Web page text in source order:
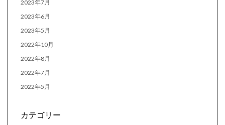
2023年7月
2023年6月
2023年5月
2022年10月
2022年8月
2022年7月
2022年5月
カテゴリー